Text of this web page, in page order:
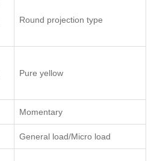
Round projection type
Pure yellow
Momentary
General load/Micro load